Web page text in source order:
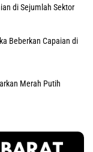
Beberkan Capaian di
Merah Putih